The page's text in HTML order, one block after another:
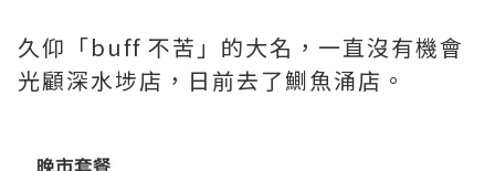
久仰「buff 不苦」的大名，一直沒有機會
光顧深水埗店，日前去了鰂魚涌店。